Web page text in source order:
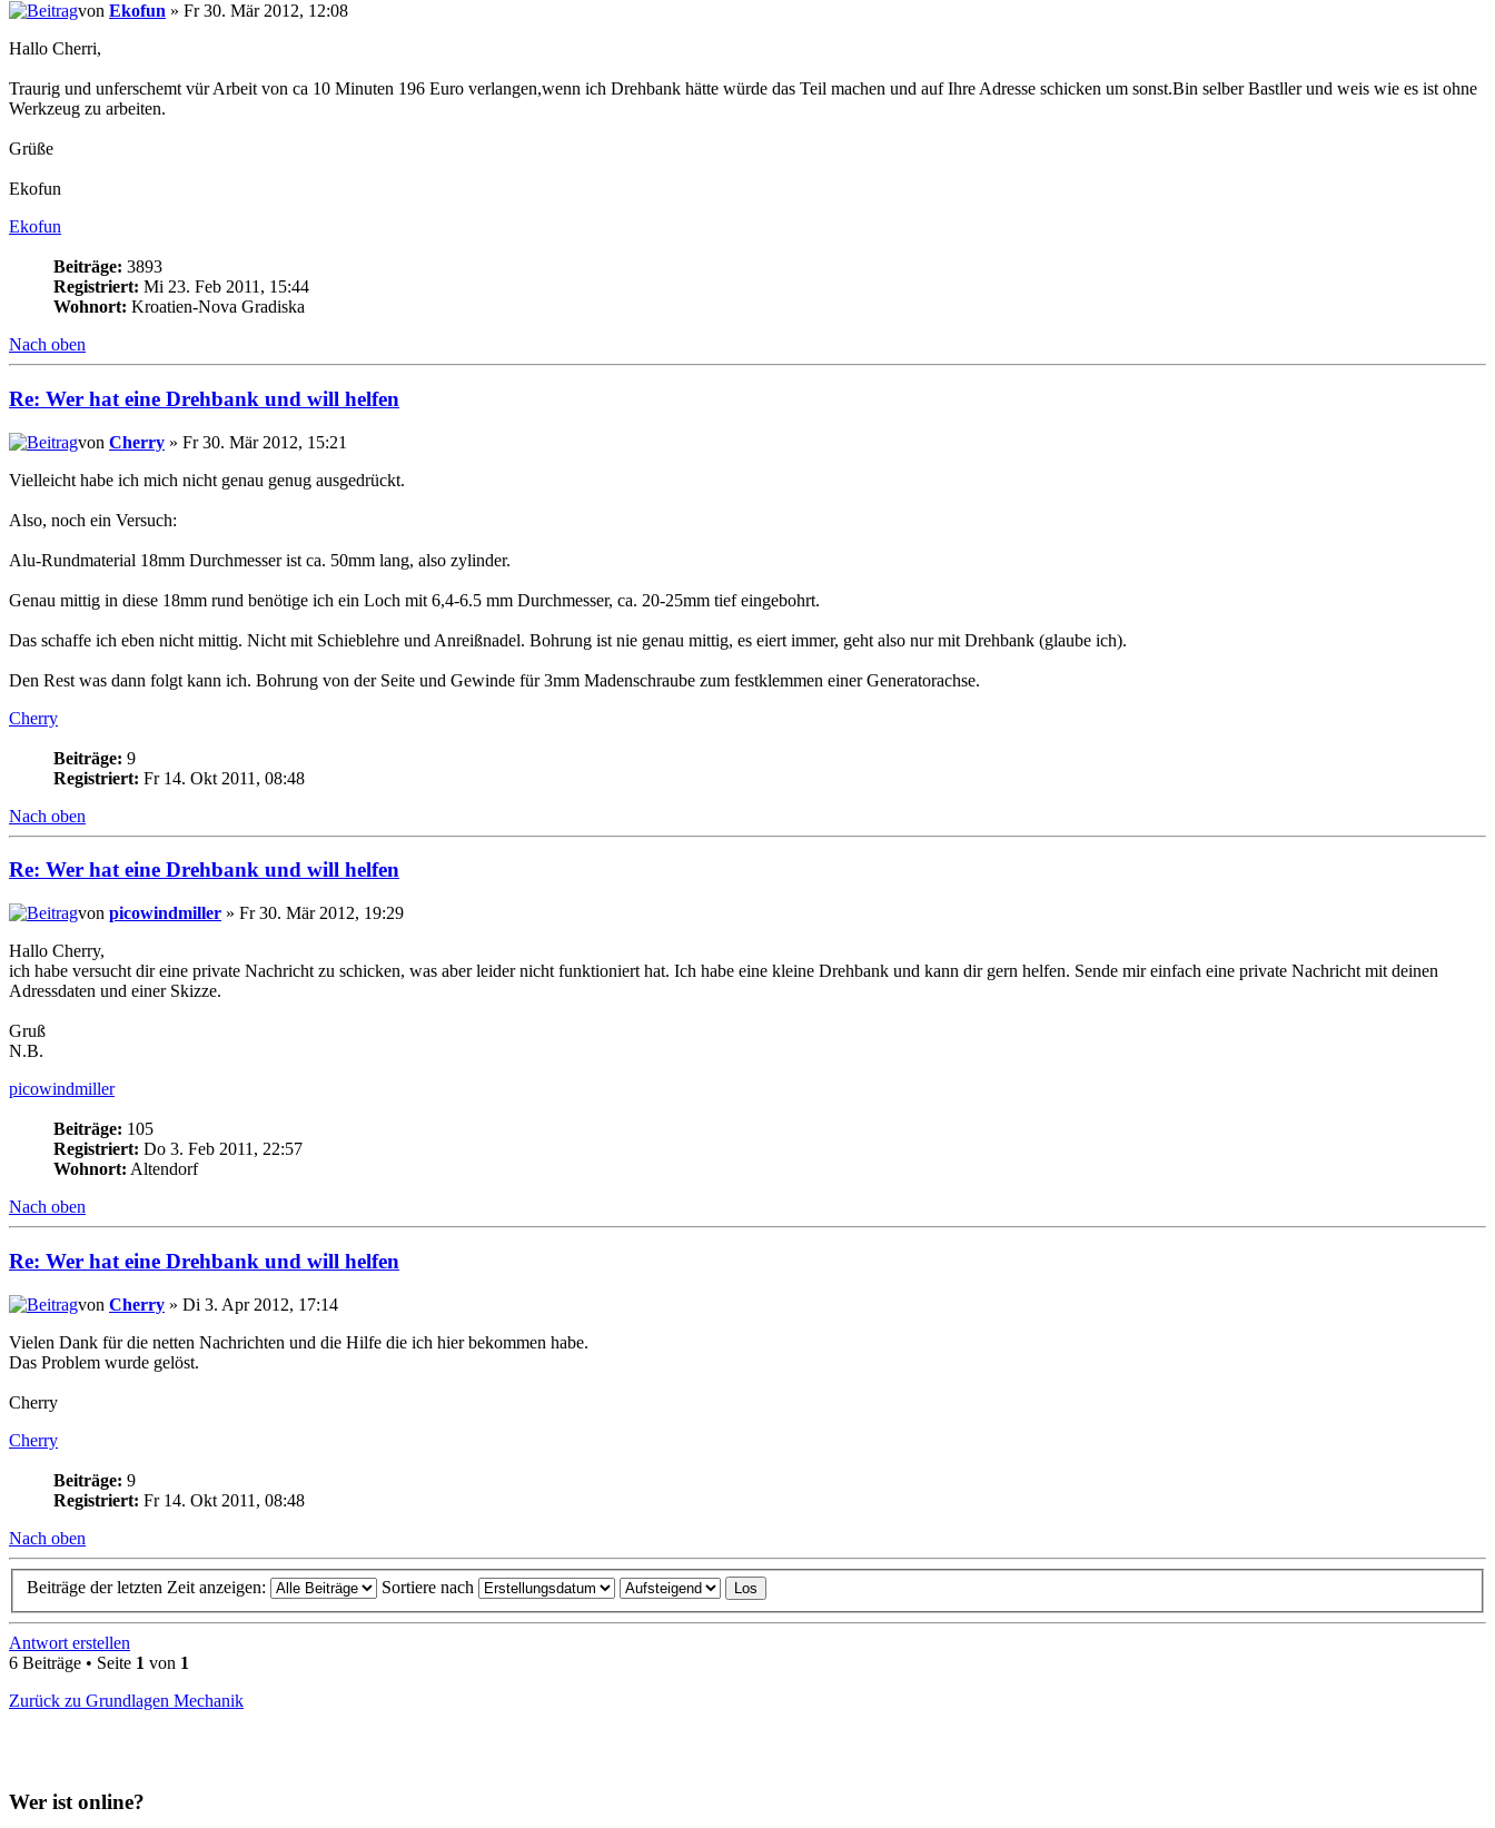
von Ekofun » Fr 30. Mär 2012, 12:08
Hallo Cherri,
Traurig und unferschemt vür Arbeit von ca 10 Minuten 196 Euro verlangen,wenn ich Drehbank hätte würde das Teil machen und auf Ihre Adresse schicken um sonst.Bin selber Bastller und weis wie es ist ohne
Werkzeug zu arbeiten.
Grüße
Ekofun
Ekofun
Beiträge: 3893
Registriert: Mi 23. Feb 2011, 15:44
Wohnort: Kroatien-Nova Gradiska
Nach oben
Re: Wer hat eine Drehbank und will helfen
von Cherry » Fr 30. Mär 2012, 15:21
Vielleicht habe ich mich nicht genau genug ausgedrückt.
Also, noch ein Versuch:
Alu-Rundmaterial 18mm Durchmesser ist ca. 50mm lang, also zylinder.
Genau mittig in diese 18mm rund benötige ich ein Loch mit 6,4-6.5 mm Durchmesser, ca. 20-25mm tief eingebohrt.
Das schaffe ich eben nicht mittig. Nicht mit Schieblehre und Anreißnadel. Bohrung ist nie genau mittig, es eiert immer, geht also nur mit Drehbank (glaube ich).
Den Rest was dann folgt kann ich. Bohrung von der Seite und Gewinde für 3mm Madenschraube zum festklemmen einer Generatorachse.
Cherry
Beiträge: 9
Registriert: Fr 14. Okt 2011, 08:48
Nach oben
Re: Wer hat eine Drehbank und will helfen
von picowindmiller » Fr 30. Mär 2012, 19:29
Hallo Cherry,
ich habe versucht dir eine private Nachricht zu schicken, was aber leider nicht funktioniert hat. Ich habe eine kleine Drehbank und kann dir gern helfen. Sende mir einfach eine private Nachricht mit deinen
Adressdaten und einer Skizze.
Gruß
N.B.
picowindmiller
Beiträge: 105
Registriert: Do 3. Feb 2011, 22:57
Wohnort: Altendorf
Nach oben
Re: Wer hat eine Drehbank und will helfen
von Cherry » Di 3. Apr 2012, 17:14
Vielen Dank für die netten Nachrichten und die Hilfe die ich hier bekommen habe.
Das Problem wurde gelöst.
Cherry
Cherry
Beiträge: 9
Registriert: Fr 14. Okt 2011, 08:48
Nach oben
Beiträge der letzten Zeit anzeigen: Sortiere nach
Antwort erstellen
6 Beiträge • Seite 1 von 1
Zurück zu Grundlagen Mechanik
Wer ist online?